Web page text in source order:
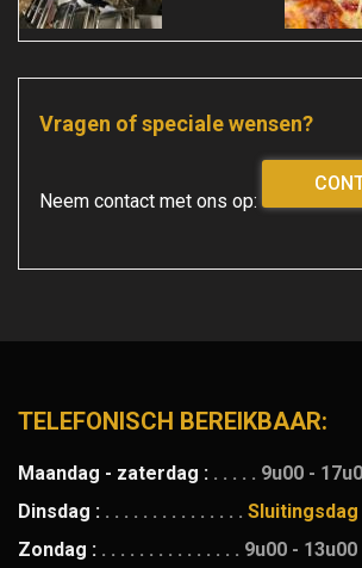
Vragen of speciale wensen?
Neem contact met ons op:
TELEFONISCH BEREIKBAAR:
Maandag - zaterdag : . . . . . 9u00 -
Dinsdag : . . . . . . . . . . . . . . . Sluitingsdag
Zondag : . . . . . . . . . . . . . . . 9u00 - 13u00